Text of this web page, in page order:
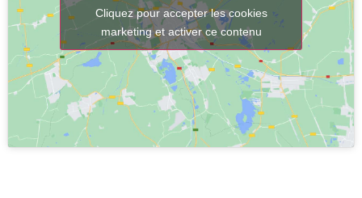
Cliquez pour accepter les cookies
marketing et activer ce contenu